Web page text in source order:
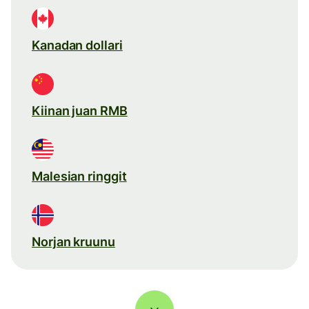
Kanadan dollari
Kiinan juan RMB
Malesian ringgit
Norjan kruunu